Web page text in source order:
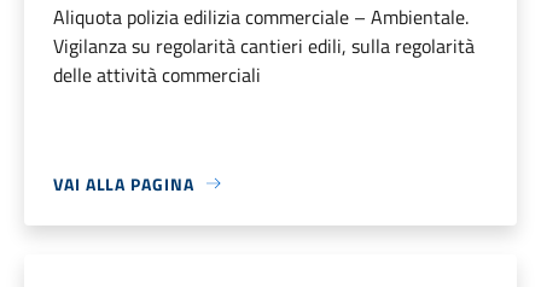
Aliquota polizia edilizia commerciale – Ambientale.
Vigilanza su regolarità cantieri edili, sulla regolarità
delle attività commerciali
VAI ALLA PAGINA